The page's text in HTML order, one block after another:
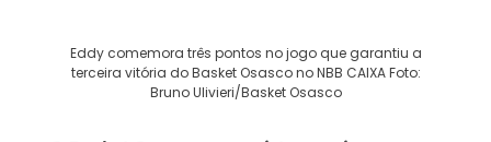
Eddy comemora três pontos no jogo que garantiu a
terceira vitória do Basket Osasco no NBB CAIXA Foto:
Bruno Ulivieri/Basket Osasco